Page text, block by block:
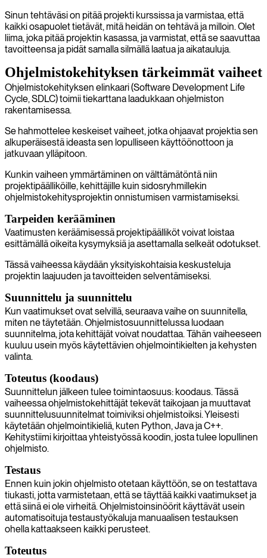
Sinun tehtäväsi on pitää projekti kurssissa ja varmistaa, että
kaikki osapuolet tietävät, mitä heidän on tehtävä ja milloin. Olet
liima, joka pitää projektin kasassa, ja varmistat, että se saavuttaa
tavoitteensa ja pidät samalla silmällä laatua ja aikatauluja.
Ohjelmistokehityksen tärkeimmät vaiheet
Ohjelmistokehityksen elinkaari (Software Development Life
Cycle, SDLC) toimii tiekarttana laadukkaan ohjelmiston
rakentamisessa.
Se hahmottelee keskeiset vaiheet, jotka ohjaavat projektia sen
alkuperäisestä ideasta sen lopulliseen käyttöönottoon ja
jatkuvaan ylläpitoon.
Kunkin vaiheen ymmärtäminen on välttämätöntä niin
projektipäälliköille, kehittäjille kuin sidosryhmillekin
ohjelmistokehitysprojektin onnistumisen varmistamiseksi.
Tarpeiden kerääminen
Vaatimusten keräämisessä projektipäälliköt voivat loistaa
esittämällä oikeita kysymyksiä ja asettamalla selkeät odotukset.
Tässä vaiheessa käydään yksityiskohtaisia keskusteluja
projektin laajuuden ja tavoitteiden selventämiseksi.
Suunnittelu ja suunnittelu
Kun vaatimukset ovat selvillä, seuraava vaihe on suunnitella,
miten ne täytetään. Ohjelmistosuunnittelussa luodaan
suunnitelma, jota kehittäjät voivat noudattaa. Tähän vaiheeseen
kuuluu usein myös käytettävien ohjelmointikielten ja kehysten
valinta.
Toteutus (koodaus)
Suunnittelun jälkeen tulee toimintaosuus: koodaus. Tässä
vaiheessa ohjelmistokehittäjät tekevät taikojaan ja muuttavat
suunnittelusuunnitelmat toimiviksi ohjelmistoiksi. Yleisesti
käytetään ohjelmointikieliä, kuten Python, Java ja C++.
Kehitystiimi kirjoittaa yhteistyössä koodin, josta tulee lopullinen
ohjelmisto.
Testaus
Ennen kuin jokin ohjelmisto otetaan käyttöön, se on testattava
tiukasti, jotta varmistetaan, että se täyttää kaikki vaatimukset ja
että siinä ei ole virheitä. Ohjelmistoinsinöörit käyttävät usein
automatisoituja testaustyökaluja manuaalisen testauksen
ohella kattaakseen kaikki perusteet.
Toteutus